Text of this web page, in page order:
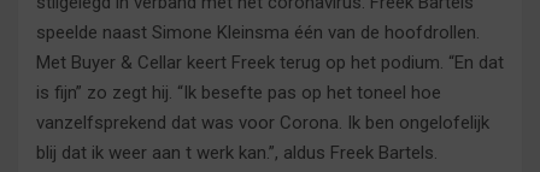
speelde naast Simone Kleinsma één van de hoofdrollen.
Met Buyer & Cellar keert Freek terug op het podium. “En dat
is fijn” zo zegt hij. “Ik besefte pas op het toneel hoe
vanzelfsprekend dat was voor Corona. Ik ben ongelofelijk
blij dat ik weer aan t werk kan.”, aldus Freek Bartels.